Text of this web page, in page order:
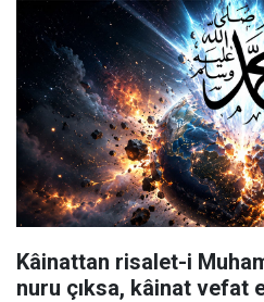
Kâinattan risalet-i
nuru çıksa, kâinat vefat